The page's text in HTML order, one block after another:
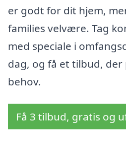
er godt for dit hjem,
families velvære. Tag
med speciale i
dag, og få et tilbud, der
behov.
Få 3 tilbud, gratis og